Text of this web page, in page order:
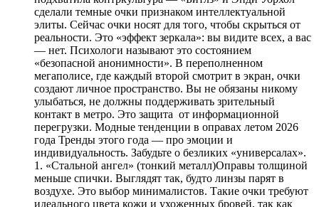
сделали темные очки признаком интеллектуальной
элиты. Сейчас очки носят для того, чтобы скрыться от
реальности. Это «эффект зеркала»: вы видите всех, а вас
— нет. Психологи называют это состоянием
«безопасной анонимности». В переполненном
мегаполисе, где каждый второй смотрит в экран, очки
создают личное пространство. Вы не обязаны никому
улыбаться, не должны поддерживать зрительный
контакт в метро. Это защита от информационной
перегрузки. Модные тенденции в оправах летом 2026
года Тренды этого года — про эмоции и
индивидуальность. Забудьте о безликих «универсалах».
1. «Стальной ангел» (тонкий металл)Оправы толщиной
меньше спички. Выглядят так, будто линзы парят в
воздухе. Это выбор минималистов. Такие очки требуют
идеального цвета кожи и ухоженных бровей, так как